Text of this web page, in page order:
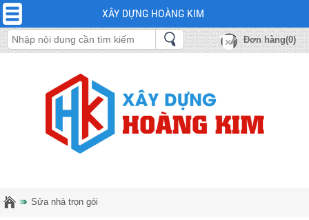
XÂY DỰNG HOÀNG KIM
Đơn hàng(0)
Sửa nhà trọn gói